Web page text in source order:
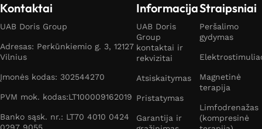
Kontaktai
UAB Doris Group
Adresas: Perkūnkiemio g. 3, 12127
Vilnius
Įmonės kodas: 302544270
PVM mok. kodas:LT100009162019
Banko sąsk. nr.: LT70 4010 0424
Informacija
UAB Doris
Group
kontaktai ir
rekvizitai
Atsiskaitymas
Pristatymas
Garantija ir
Straipsniai
Peršalimo
gydymas
Magnetinė
terapija
Limfodrenažas
(kompresinė